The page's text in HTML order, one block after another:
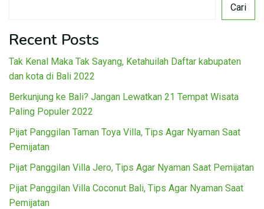
Cari
Recent Posts
Tak Kenal Maka Tak Sayang, Ketahuilah Daftar kabupaten
dan kota di Bali 2022
Berkunjung ke Bali? Jangan Lewatkan 21 Tempat Wisata
Paling Populer 2022
Pijat Panggilan Taman Toya Villa, Tips Agar Nyaman Saat
Pemijatan
Pijat Panggilan Villa Jero, Tips Agar Nyaman Saat Pemijatan
Pijat Panggilan Villa Coconut Bali, Tips Agar Nyaman Saat
Pemijatan